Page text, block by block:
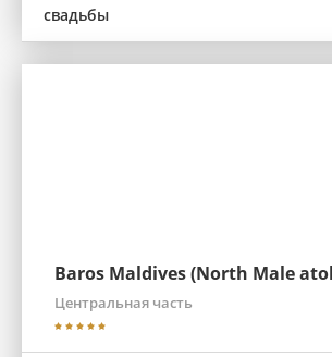
свадьбы
Baros Maldives (North Male
Центральная часть